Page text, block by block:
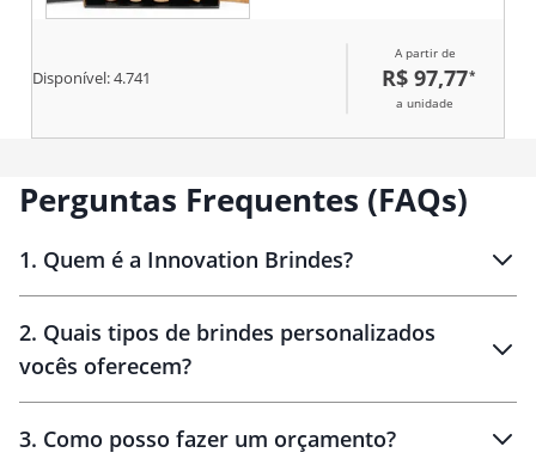
para quem aprecia uma boa
carne em momentos de
celebração. Altura : 39,2 cm
Disponível:4.741
A partir de
R$ 97,77*
a unidade
Perguntas Frequentes (FAQs)
1. Quem é a Innovation Brindes?
Brindes personalizados
2. Quais tipos de brindes personalizados
vocês oferecem?
3. Como posso fazer um orçamento?